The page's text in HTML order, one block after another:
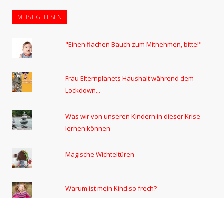
MEIST GELESEN
"Einen flachen Bauch zum Mitnehmen, bitte!"
Frau Elternplanets Haushalt während dem
Lockdown...
Was wir von unseren Kindern in dieser Krise
lernen können
Magische Wichteltüren
Warum ist mein Kind so frech?